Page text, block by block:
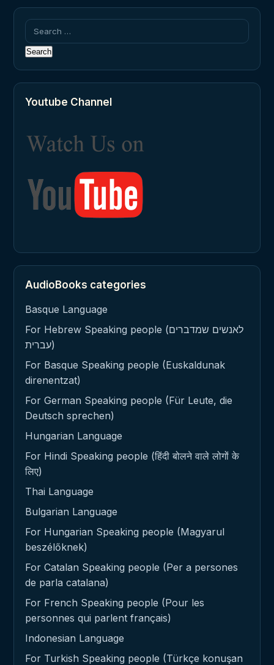
Search
for:
Youtube Channel
AudioBooks categories
Basque Language
For Hebrew Speaking people (לאנשים שמדברים
עברית)
For Basque Speaking people (Euskaldunak
direnentzat)
For German Speaking people (Für Leute, die
Deutsch sprechen)
Hungarian Language
For Hindi Speaking people (हिंदी बोलने वाले लोगों के
लिए)
Thai Language
Bulgarian Language
For Hungarian Speaking people (Magyarul
beszélőknek)
For Catalan Speaking people (Per a persones
de parla catalana)
For French Speaking people (Pour les
personnes qui parlent français)
Indonesian Language
For Turkish Speaking people (Türkçe konuşan